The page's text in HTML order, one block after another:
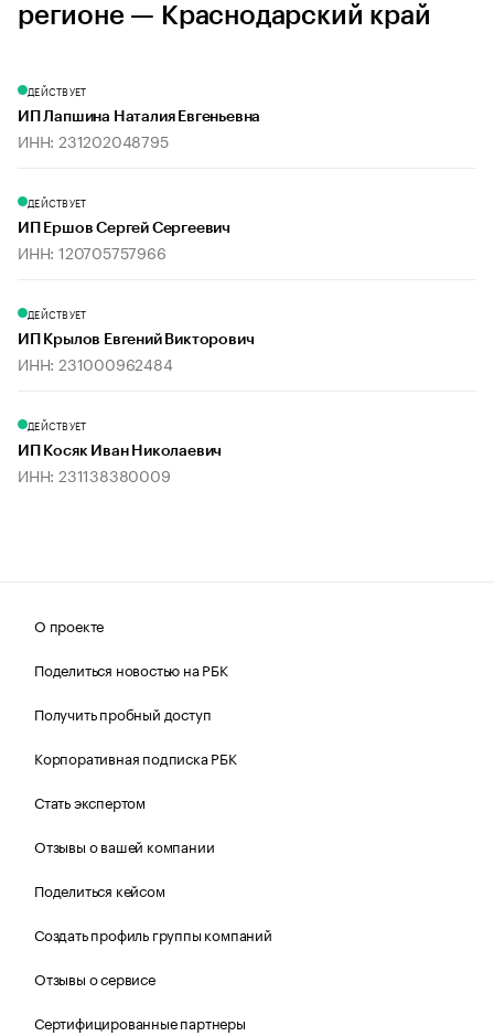
регионе — Краснодарский край
ДЕЙСТВУЕТ
ИП Лапшина Наталия Евгеньевна
ИНН: 231202048795
ДЕЙСТВУЕТ
ИП Ершов Сергей Сергеевич
ИНН: 120705757966
ДЕЙСТВУЕТ
ИП Крылов Евгений Викторович
ИНН: 231000962484
ДЕЙСТВУЕТ
ИП Косяк Иван Николаевич
ИНН: 231138380009
О проекте
Поделиться новостью на РБК
Получить пробный доступ
Корпоративная подписка РБК
Стать экспертом
Отзывы о вашей компании
Поделиться кейсом
Создать профиль группы компаний
Отзывы о сервисе
Сертифицированные партнеры